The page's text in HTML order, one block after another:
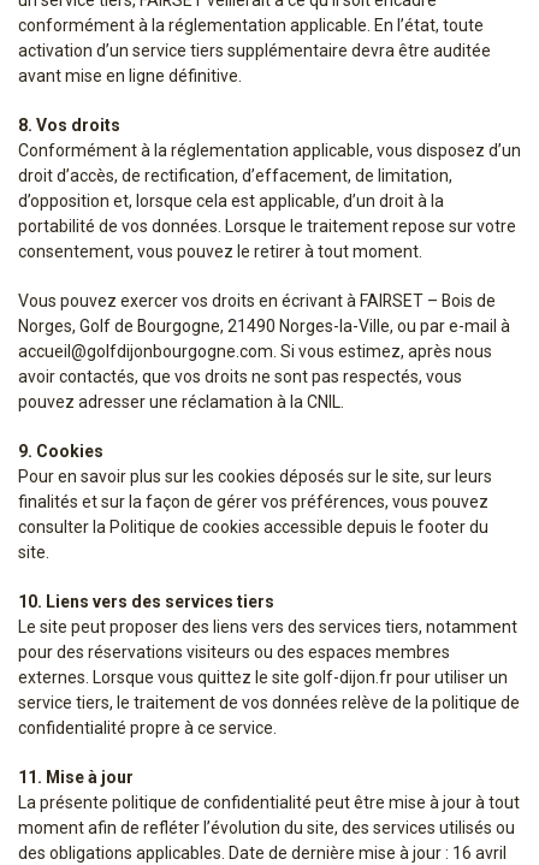
conformément à la réglementation applicable. En l’état, toute
activation d’un service tiers supplémentaire devra être auditée
avant mise en ligne définitive.
8. Vos droits
Conformément à la réglementation applicable, vous disposez d’un
droit d’accès, de rectification, d’effacement, de limitation,
d’opposition et, lorsque cela est applicable, d’un droit à la
portabilité de vos données. Lorsque le traitement repose sur votre
consentement, vous pouvez le retirer à tout moment.
Vous pouvez exercer vos droits en écrivant à FAIRSET – Bois de
Norges, Golf de Bourgogne, 21490 Norges-la-Ville, ou par e-mail à
accueil@golfdijonbourgogne.com. Si vous estimez, après nous
avoir contactés, que vos droits ne sont pas respectés, vous
pouvez adresser une réclamation à la CNIL.
9. Cookies
Pour en savoir plus sur les cookies déposés sur le site, sur leurs
finalités et sur la façon de gérer vos préférences, vous pouvez
consulter la Politique de cookies accessible depuis le footer du
site.
10. Liens vers des services tiers
Le site peut proposer des liens vers des services tiers, notamment
pour des réservations visiteurs ou des espaces membres
externes. Lorsque vous quittez le site golf-dijon.fr pour utiliser un
service tiers, le traitement de vos données relève de la politique de
confidentialité propre à ce service.
11. Mise à jour
La présente politique de confidentialité peut être mise à jour à tout
moment afin de refléter l’évolution du site, des services utilisés ou
des obligations applicables. Date de dernière mise à jour : 16 avril